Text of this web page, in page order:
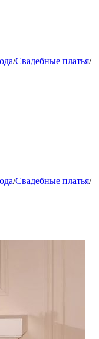
/Свадебные платья/
/Свадебные платья/